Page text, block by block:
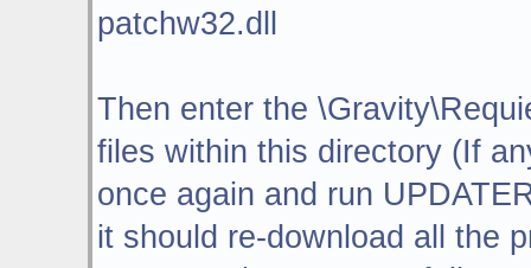
patchw32.dll
Then enter the
files within this directory (If
once again and run
it should re-download all the